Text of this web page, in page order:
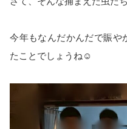
今年もなんだかんだで賑や
たことでしょうね☺️